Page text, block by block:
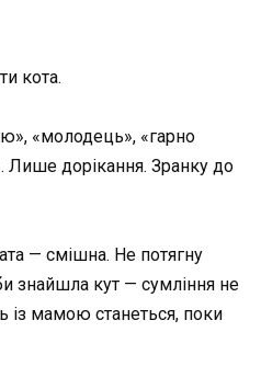
кота.
«молодець», «гарно
Лише дорікання. Зранку до
— смішна. Не потягну
знайшла кут — сумління не
із мамою станеться, поки